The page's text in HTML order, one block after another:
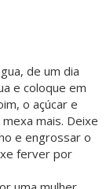
de um dia
e coloque em
o açúcar e
mais. Deixe
e engrossar o
ferver por